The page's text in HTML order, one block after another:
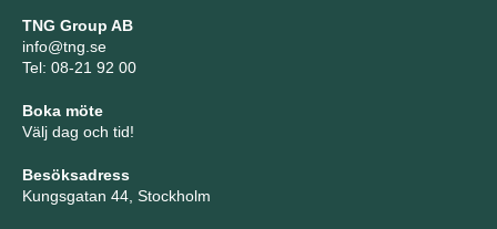
TNG Group AB
info@tng.se
Tel: 08-21 92 00
Boka möte
Välj dag och tid!
Besöksadress
Kungsgatan 44, Stockholm